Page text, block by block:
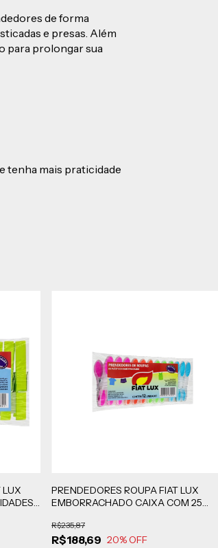
de forma
e presas. Além
para prolongar sua
tenha mais praticidade
LUX
PRENDEDORES ROUPA FIAT LUX
EMBORRACHADO CAIXA COM 25
R$188,69
R$235,87
20% OFF